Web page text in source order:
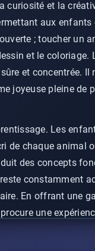
curiosité et la
aux
; toucher un
et le coloriage.
et concentrée. Il
joyeuse pleine de
Les
de chaque animal
des concepts
constamment
En offrant une
une